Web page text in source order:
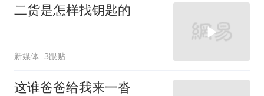
二货是怎样找钥匙的
新媒体 3跟贴
这谁爸爸给我来一沓